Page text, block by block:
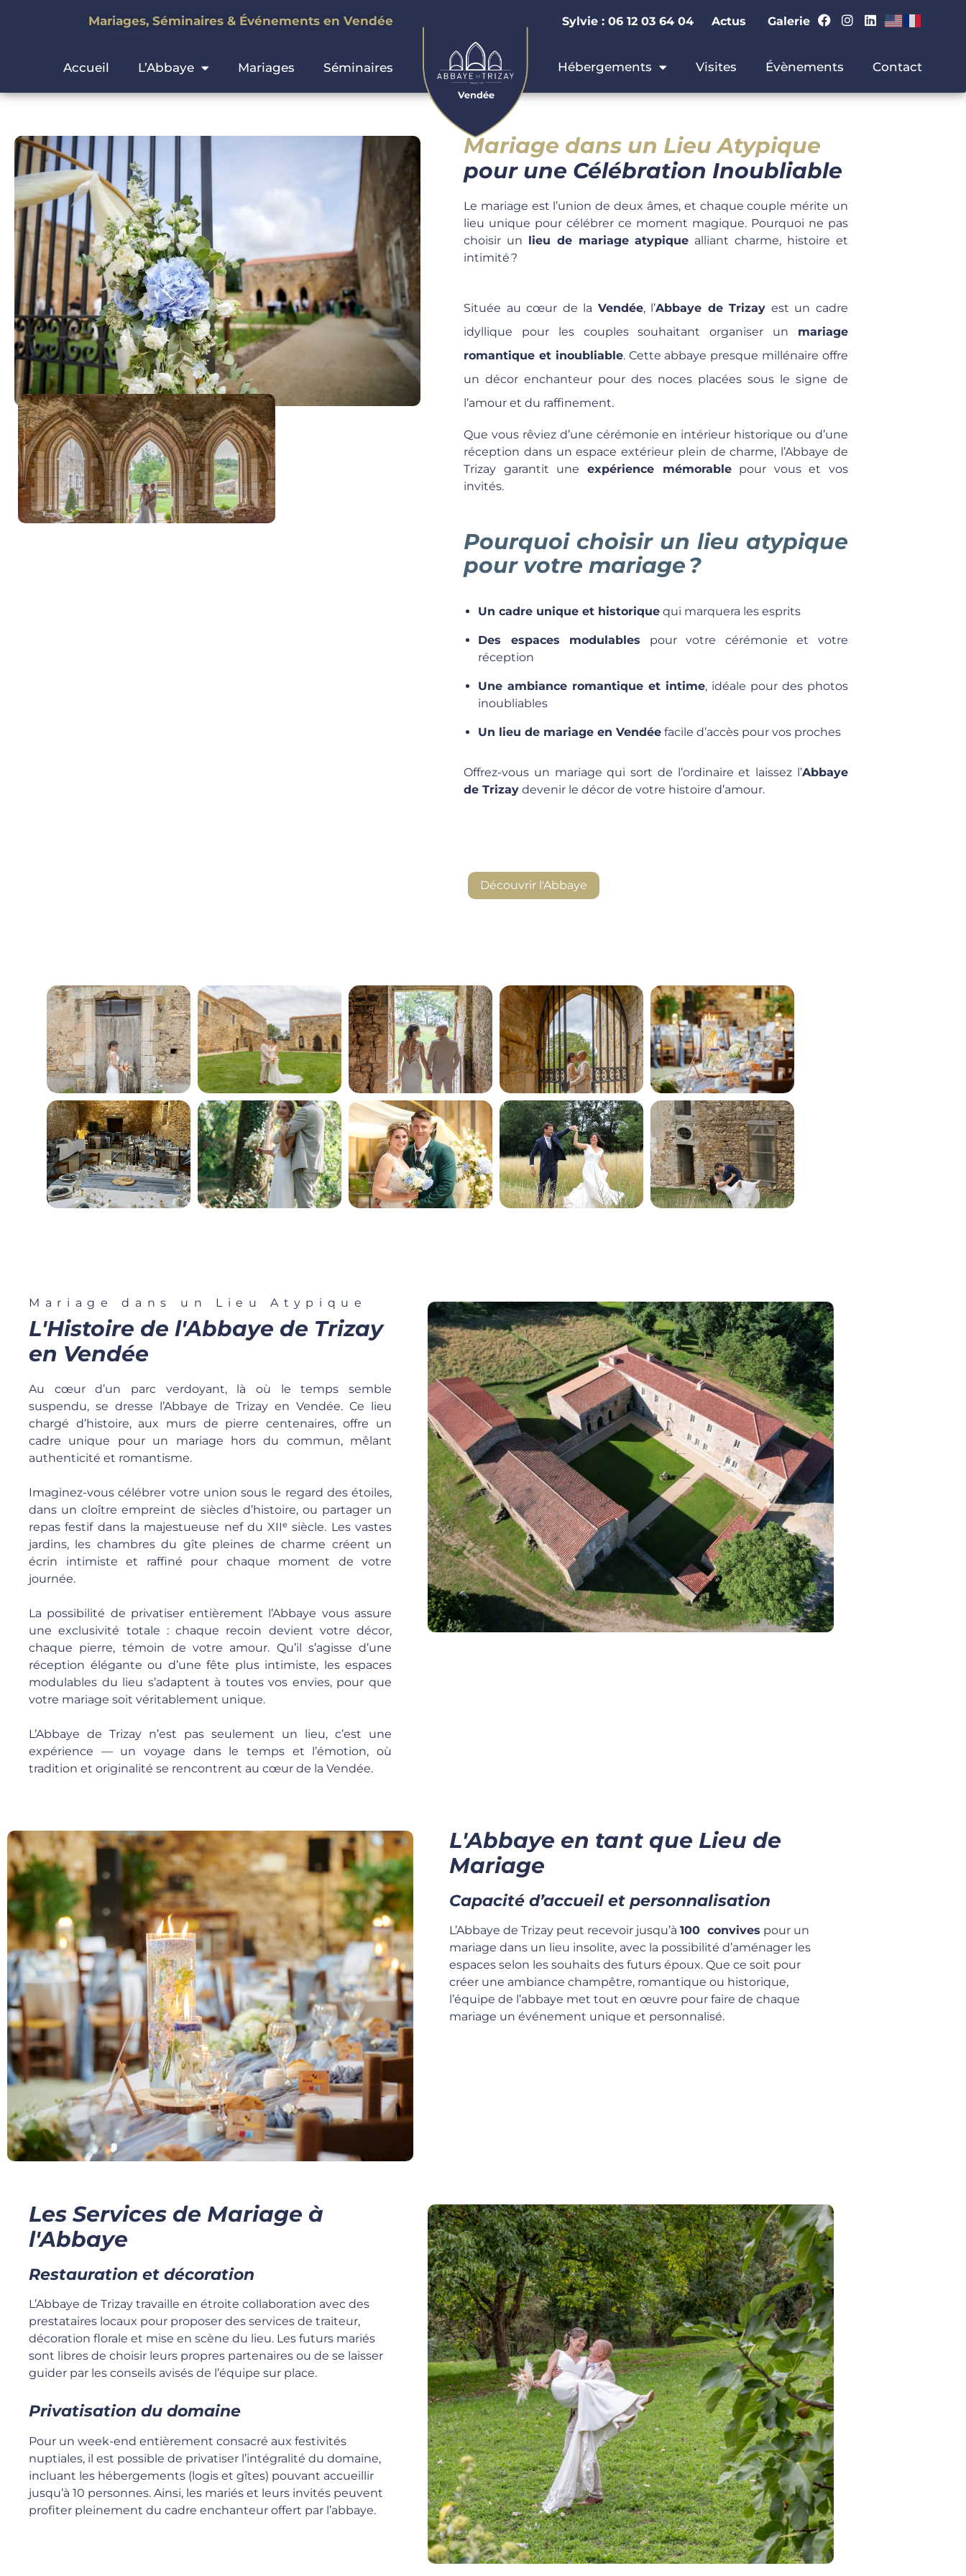
Mariages, Séminaires & Événements en Vendée
Accueil L’Abbaye Mariages Séminaires
Sylvie : 06 12 03 64 04 Actus Galerie
Hébergements Visites Évènements Contact
Mariage dans un Lieu Atypique
pour une Célébration Inoubliable
Le mariage est l’union de deux âmes, et chaque couple mérite un
lieu unique pour célébrer ce moment magique. Pourquoi ne pas
choisir un lieu de mariage atypique alliant charme, histoire et
intimité ?
Située au cœur de la Vendée, l’Abbaye de Trizay est un cadre
idyllique pour les couples souhaitant organiser un mariage
romantique et inoubliable. Cette abbaye presque millénaire offre
un décor enchanteur pour des noces placées sous le signe de
l’amour et du raffinement.
Que vous rêviez d’une cérémonie en intérieur historique ou d’une
réception dans un espace extérieur plein de charme, l’Abbaye de
Trizay garantit une expérience mémorablepour vous et vos
invités.
Pourquoi choisir un lieu atypique
pour votre mariage ?
Un cadre unique et historique qui marquera les esprits
Des espaces modulables pour votre cérémonie et votre
réception
Une ambiance romantique et intime, idéale pour des photos
inoubliables
Un lieu de mariage en Vendée facile d’accès pour vos proches
Offrez-vous un mariage qui sort de l’ordinaire et laissez l’Abbaye
de Trizay devenir le décor de votre histoire d’amour.
Découvrir l'Abbaye
Mariage dans un Lieu Atypique
L'Histoire de l'Abbaye de Trizay
en Vendée
Au cœur d’un parc verdoyant, là où le temps semble
suspendu, se dresse l’Abbaye de Trizay en Vendée. Ce lieu
chargé d’histoire, aux murs de pierre centenaires, offre un
cadre unique pour un mariage hors du commun, mêlant
authenticité et romantisme.
Imaginez-vous célébrer votre union sous le regard des étoiles,
dans un cloître empreint de siècles d’histoire, ou partager un
repas festif dans la majestueuse nef du XIIᵉ siècle. Les vastes
jardins, les chambres du gîte pleines de charme créent un
écrin intimiste et raffiné pour chaque moment de votre
journée.
La possibilité de privatiser entièrement l’Abbaye vous assure
une exclusivité totale : chaque recoin devient votre décor,
chaque pierre, témoin de votre amour. Qu’il s’agisse d’une
réception élégante ou d’une fête plus intimiste, les espaces
modulables du lieu s’adaptent à toutes vos envies, pour que
votre mariage soit véritablement unique.
L’Abbaye de Trizay n’est pas seulement un lieu, c’est une
expérience — un voyage dans le temps et l’émotion, où
tradition et originalité se rencontrent au cœur de la Vendée.
L'Abbaye en tant que Lieu de
Mariage
Capacité d’accueil et personnalisation
L’Abbaye de Trizay peut recevoir jusqu’à 100 convives pour un
mariage dans un lieu insolite, avec la possibilité d’aménager les
espaces selon les souhaits des futurs époux. Que ce soit pour
créer une ambiance champêtre, romantique ou historique,
l’équipe de l’abbaye met tout en œuvre pour faire de chaque
mariage un événement unique et personnalisé.
Les Services de Mariage à
l'Abbaye
Restauration et décoration
L’Abbaye de Trizay travaille en étroite collaboration avec des
prestataires locaux pour proposer des services de traiteur,
décoration florale et mise en scène du lieu. Les futurs mariés
sont libres de choisir leurs propres partenaires ou de se laisser
guider par les conseils avisés de l’équipe sur place.
Privatisation du domaine
Pour un week-end entièrement consacré aux festivités
nuptiales, il est possible de privatiser l’intégralité du domaine,
incluant les hébergements (logis et gîtes) pouvant accueillir
jusqu’à 10 personnes. Ainsi, les mariés et leurs invités peuvent
profiter pleinement du cadre enchanteur offert par l’abbaye.